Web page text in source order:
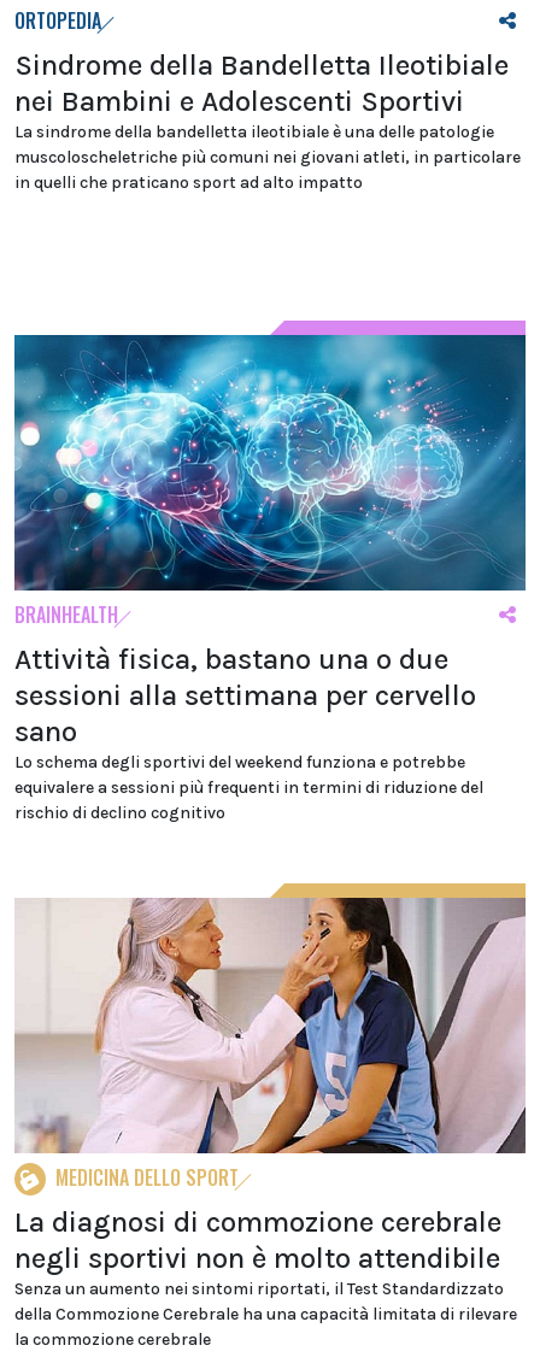
ORTOPEDIA
Sindrome della Bandelletta Ileotibiale
nei Bambini e Adolescenti Sportivi
La sindrome della bandelletta ileotibiale è una delle patologie
muscoloscheletriche più comuni nei giovani atleti, in particolare
in quelli che praticano sport ad alto impatto
BRAINHEALTH
Attività fisica, bastano una o due
sessioni alla settimana per cervello
sano
Lo schema degli sportivi del weekend funziona e potrebbe
equivalere a sessioni più frequenti in termini di riduzione del
rischio di declino cognitivo
MEDICINA DELLO SPORT
La diagnosi di commozione cerebrale
negli sportivi non è molto attendibile
Senza un aumento nei sintomi riportati, il Test Standardizzato
della Commozione Cerebrale ha una capacità limitata di rilevare
la commozione cerebrale